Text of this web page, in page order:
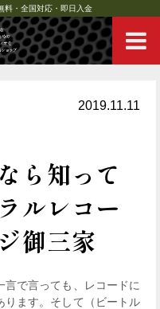
料・全国対応・即日入金
2019.11.11
ら知って
ルレコー
御三家
言で言っても、レコードに
ります。そして（ビートル